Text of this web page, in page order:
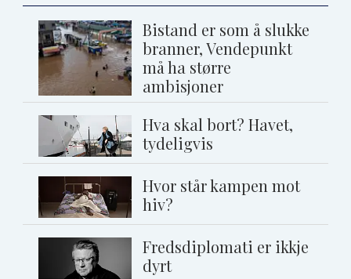
Bistand er som å slukke
branner, Vendepunkt
må ha større
ambisjoner
Hva skal bort? Havet,
tydeligvis
Hvor står kampen mot
hiv?
Fredsdiplomati er ikkje
dyrt